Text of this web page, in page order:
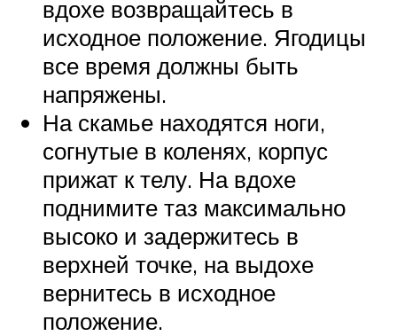
вдохе возвращайтесь в
исходное положение. Ягодицы
все время должны быть
напряжены.
На скамье находятся ноги,
согнутые в коленях, корпус
прижат к телу. На вдохе
поднимите таз максимально
высоко и задержитесь в
верхней точке, на выдохе
вернитесь в исходное
положение.